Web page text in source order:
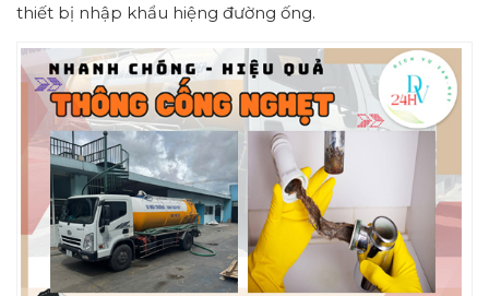
thiết bị nhập khẩu hiệng đường ống.